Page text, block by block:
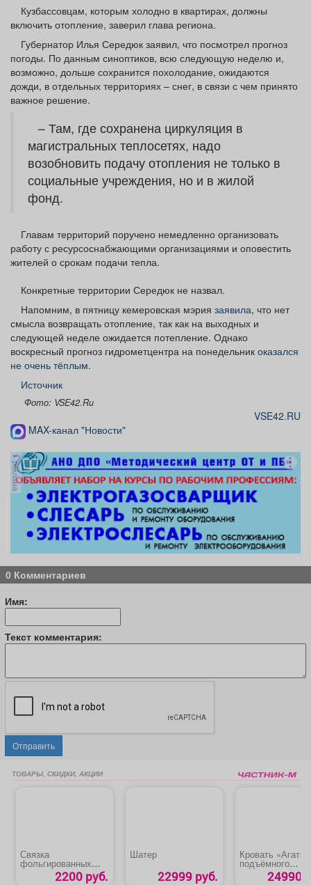
Афиша Обучение Проекты
Товары Поздравления Погода
ТВ программа Я - пенсионер
Кузбассовцам, которым холодно в квартирах, должны
включить отопление, заверил глава региона.
Губернатор Илья Середюк заявил, что посмотрел прогноз
погоды. По данным синоптиков, всю следующую неделю и,
возможно, дольше сохранится похолодание, ожидаются
дожди, в отдельных территориях – снег, в связи с чем принято
важное решение.
– Там, где сохранена циркуляция в
магистральных теплосетях, надо
возобновить подачу отопления не только в
социальные учреждения, но и в жилой
фонд.
Главам территорий поручено немедленно организовать
работу с ресурсоснабжающими организациями и оповестить
жителей о срокам подачи тепла.
Конкретные территории Середюк не назвал.
Напомним, в пятницу кемеровская мэрия заявила, что нет
смысла возвращать отопление, так как на выходных и
следующей неделе ожидается потепление. Однако
воскресный прогноз гидрометцентра на понедельник оказался
не очень тёплым.
Источник
Фото: VSE42.Ru
VSE42.RU
MAX-канал "Новости"
реклама
0 Комментариев
Имя:
Текст комментария:
Отправить
ТОВАРЫ, СКИДКИ, АКЦИИ
Связка
фольгированных
сердец 2200 руб.
Шатер
22999 руб.
Кровать
подъёмного
механизма24990